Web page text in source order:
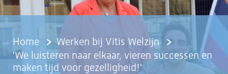
Home
Werken bij Vitis Welzijn
'We luisteren naar elkaar, vieren successen en
maken tijd voor gezelligheid!'